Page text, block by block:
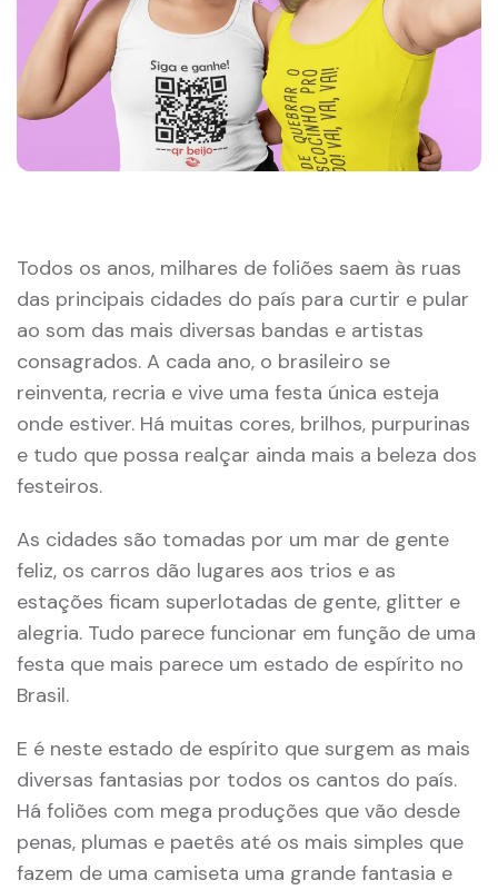
Todos os anos, milhares de foliões saem às ruas
das principais cidades do país para curtir e pular
ao som das mais diversas bandas e artistas
consagrados. A cada ano, o brasileiro se
reinventa, recria e vive uma festa única esteja
onde estiver. Há muitas cores, brilhos, purpurinas
e tudo que possa realçar ainda mais a beleza dos
festeiros.
As cidades são tomadas por um mar de gente
feliz, os carros dão lugares aos trios e as
estações ficam superlotadas de gente, glitter e
alegria. Tudo parece funcionar em função de uma
festa que mais parece um estado de espírito no
Brasil.
E é neste estado de espírito que surgem as mais
diversas fantasias por todos os cantos do país.
Há foliões com mega produções que vão desde
penas, plumas e paetês até os mais simples que
fazem de uma camiseta uma grande fantasia e